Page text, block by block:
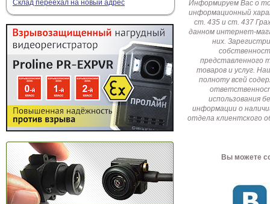
Склад переехал на новый адрес
Информируем Вас о
информационный
ст. 435 и ст. 437
данном интернет-
них.
представленного
товаров и услуг.
полноту всей
использования
информации о
отдела клиентского
Вы можете